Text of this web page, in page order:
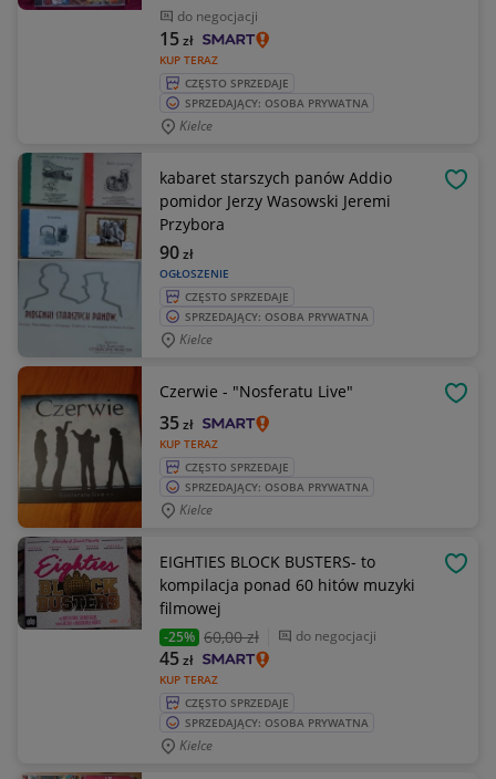
do negocjacji
KUP TERAZ
15zł
CZĘSTO SPRZEDAJE
SPRZEDAJĄCY: OSOBA PRYWATNA
Kielce
kabaret starszych panów Addio
pomidor Jerzy Wasowski Jeremi
Przybora
OGŁOSZENIE
90zł
CZĘSTO SPRZEDAJE
SPRZEDAJĄCY: OSOBA PRYWATNA
Kielce
Czerwie - "Nosferatu Live"
KUP TERAZ
35zł
CZĘSTO SPRZEDAJE
SPRZEDAJĄCY: OSOBA PRYWATNA
Kielce
EIGHTIES BLOCK BUSTERS- to
kompilacja ponad 60 hitów muzyki
filmowej
-25% 60,00 zł do negocjacji
KUP TERAZ
45zł
CZĘSTO SPRZEDAJE
SPRZEDAJĄCY: OSOBA PRYWATNA
Kielce